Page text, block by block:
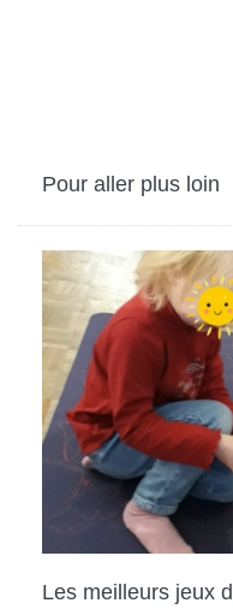
Pour aller plus loin
Les meilleurs jeux